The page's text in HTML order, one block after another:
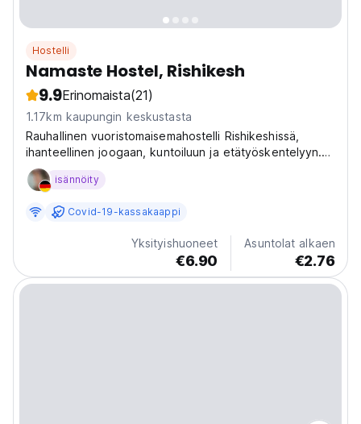
Hostelli
Namaste Hostel, Rishikesh
9.9Erinomaista(21)
1.17km kaupungin keskustasta
Rauhallinen vuoristomaisemahostelli Rishikeshissä,
ihanteellinen joogaan, kuntoiluun ja etätyöskentelyyn.
Sosiaalinen ja edullinen oleskelu maailman
joogapääkaupungissa. (Auto-translated from original
isännöity
Covid-19-kassakaappi
Yksityishuoneet
€6.90
Asuntolat alkaen
€2.76